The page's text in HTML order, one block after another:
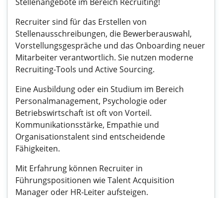
Recruiter sind für das Erstellen von
Stellenausschreibungen, die Bewerberauswahl,
Vorstellungsgespräche und das Onboarding neuer
Mitarbeiter verantwortlich. Sie nutzen moderne
Recruiting-Tools und Active Sourcing.
Eine Ausbildung oder ein Studium im Bereich
Personalmanagement, Psychologie oder
Betriebswirtschaft ist oft von Vorteil.
Kommunikationsstärke, Empathie und
Organisationstalent sind entscheidende
Fähigkeiten.
Mit Erfahrung können Recruiter in
Führungspositionen wie Talent Acquisition
Manager oder HR-Leiter aufsteigen.